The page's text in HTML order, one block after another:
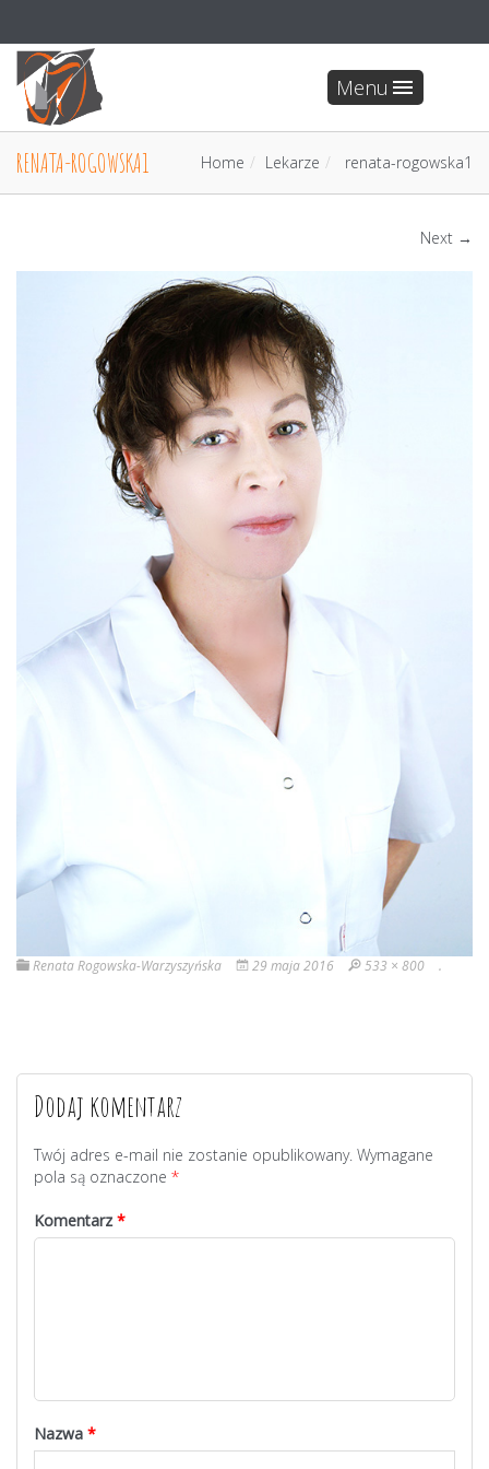
Menu
RENATA-ROGOWSKA1 Home Lekarze renata-rogowska1
Next →
Renata Rogowska-Warzyszyńska 29 maja 2016 533 × 800 .
Dodaj komentarz
Twój adres e-mail nie zostanie opublikowany. Wymagane
pola są oznaczone *
Komentarz*
Nazwa *